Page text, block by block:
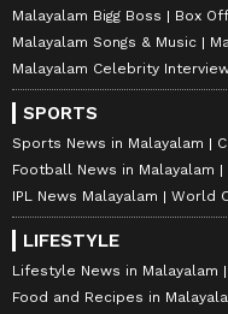
Malayalam Bigg Boss
Box
Malayalam Songs & Music
Malayalam Celebrity
SPORTS
Sports News in Malayalam
Football News in Malayalam
IPL News Malayalam
World
LIFESTYLE
Lifestyle News in Malayalam
Food and Recipes in